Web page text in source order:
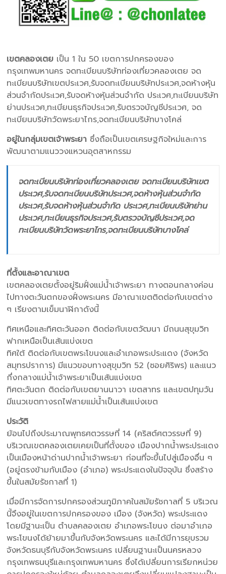
เขตคลองเตย เป็น 1 ใน 50 เขตการปกครองของ
กรุงเทพมหานคร จดทะเบียนบริษัทท่องเที่ยวคลองเตย จด
ทะเบียนบริษัทเขตประเวศ,รับจดทะเบียนบริษัทประเวศ,จดห้างหุ้น
ส่วนจำกัดประเวศ,รับจดห้างหุ้นส่วนจำกัด ประเวศ,ทะเบียนบริษัท
ย่านประเวศ,ทะเบียนธุรกิจประเวศ,รับตรวจบัญชีประเวศ, จด
ทะเบียนบริษัทวัดพระยาไกร,จดทะเบียนบริษัทบางโคล่
อยู่ในกลุ่มเขตเจ้าพระยา ซึ่งถือเป็นเขตเศรษฐกิจใหม่และการ
พัฒนาตามแนววงแหวนอุตสาหกรรม
จดทะเบียนบริษัทท่องเที่ยวคลองเตย จดทะเบียนบริษัทเขต
ประเวศ,รับจดทะเบียนบริษัทประเวศ,จดห้างหุ้นส่วนจำกัด
ประเวศ,รับจดห้างหุ้นส่วนจำกัด ประเวศ,ทะเบียนบริษัทย่าน
ประเวศ,ทะเบียนธุรกิจประเวศ,รับตรวจบัญชีประเวศ,จด
ทะเบียนบริษัทวัดพระยาไกร,จดทะเบียนบริษัทบางโคล่
ที่ตั้งและอาณาเขต
เขตคลองเตยตั้งอยู่ริมฝั่งแม่น้ำเจ้าพระยา ทางตอนกลางค่อน
ไปทางตะวันตกของฝั่งพระนคร มีอาณาเขตติดต่อกับเขตต่าง
ๆ เรียงตามเข็มนาฬิกาดังนี้
ทิศเหนือและทิศตะวันออก ติดต่อกับเขตวัฒนา มีถนนสุขุมวิท
ฟากเหนือเป็นเส้นแบ่งเขต
ทิศใต้ ติดต่อกับเขตพระโขนงและอำเภอพระประแดง (จังหวัด
สมุทรปราการ) มีแนวขอบทางสุขุมวิท 52 (ซอยศิริพร) และแนว
กึ่งกลางแม่น้ำเจ้าพระยาเป็นเส้นแบ่งเขต
ทิศตะวันตก ติดต่อกับเขตยานนาวา เขตสาทร และเขตปทุมวัน
มีแนวเขตทางรถไฟสายแม่น้ำเป็นเส้นแบ่งเขต
ประวัติ
ย้อนไปถึงประมาณพุทธศตวรรษที่ 14 (คริสต์ศตวรรษที่ 9)
บริเวณเขตคลองเตยเคยเป็นที่ตั้งของ เมืองปากน้ำพระประแดง
เป็นเมืองหน้าด่านปากน้ำเจ้าพระยา ก่อนที่จะขึ้นไปสู่เมืองอื่น ๆ
(อยู่ตรงข้ามกับเมือง (อำเภอ) พระประแดงในปัจจุบัน ซึ่งสร้าง
ขึ้นในสมัยรัชกาลที่ 1)
เมื่อมีการจัดการปกครองส่วนภูมิภาคในสมัยรัชกาลที่ 5 บริเวณ
นี้จึงอยู่ในเขตการปกครองของ เมือง (จังหวัด) พระประแดง
โดยมีฐานะเป็น ตำบลคลองเตย อำเภอพระโขนง ต่อมาอำเภอ
พระโขนงได้ย้ายมาขึ้นกับจังหวัดพระนคร และได้มีการยุบรวม
จังหวัดธนบุรีกับจังหวัดพระนคร เปลี่ยนฐานะเป็นนครหลวง
กรุงเทพธนบุรีและกรุงเทพมหานคร ซึ่งได้เปลี่ยนการเรียกหน่วย